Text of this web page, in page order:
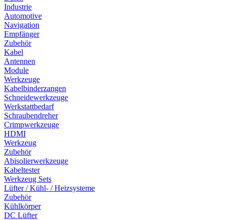
Industrie
Automotive
Navigation
Empfänger
Zubehör
Kabel
Antennen
Module
Werkzeuge
Kabelbinderzangen
Schneidewerkzeuge
Werkstattbedarf
Schraubendreher
Crimpwerkzeuge
HDMI
Werkzeug
Zubehör
Abisolierwerkzeuge
Kabeltester
Werkzeug Sets
Lüfter / Kühl- / Heizsysteme
Zubehör
Kühlkörper
DC Lüfter